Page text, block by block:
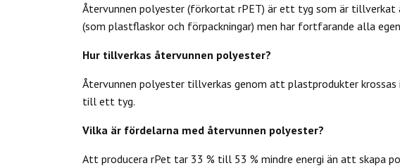
Återvunnen polyester (förkortat rPET) är ett tyg som är tillverkat
(som plastflaskor och förpackningar) men har fortfarande alla
Hur tillverkas återvunnen polyester?
Återvunnen polyester tillverkas genom att plastprodukter
till ett tyg.
Vilka är fördelarna med återvunnen polyester?
Att producera rPet tar 33 % till 53 % mindre energi än att skapa